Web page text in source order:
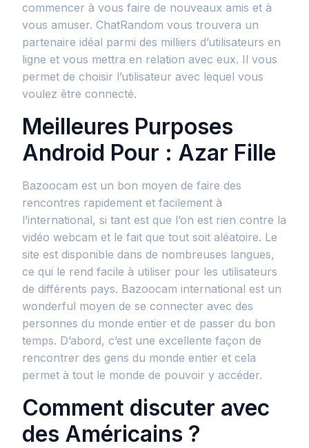
commencer à vous faire de nouveaux amis et à
vous amuser. ChatRandom vous trouvera un
partenaire idéal parmi des milliers d’utilisateurs en
ligne et vous mettra en relation avec eux. Il vous
permet de choisir l’utilisateur avec lequel vous
voulez être connecté.
Meilleures Purposes
Android Pour : Azar Fille
Bazoocam est un bon moyen de faire des
rencontres rapidement et facilement à
l’international, si tant est que l’on est rien contre la
vidéo webcam et le fait que tout soit aléatoire. Le
site est disponible dans de nombreuses langues,
ce qui le rend facile à utiliser pour les utilisateurs
de différents pays. Bazoocam international est un
wonderful moyen de se connecter avec des
personnes du monde entier et de passer du bon
temps. D’abord, c’est une excellente façon de
rencontrer des gens du monde entier et cela
permet à tout le monde de pouvoir y accéder.
Comment discuter avec
des Américains ?